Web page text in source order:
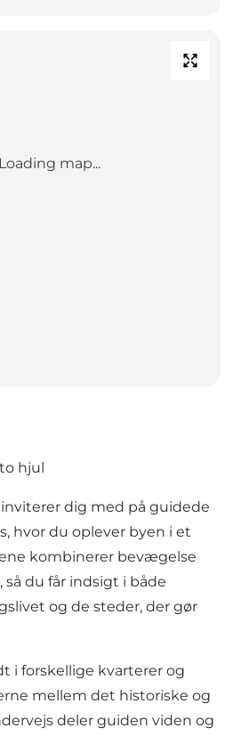
Loading map...
hjul
dig med på guidede
hvor du oplever byen i et
kombinerer bevægelse
du får indsigt i både
og de steder, der gør
i forskellige kvarterer og
mellem det historiske og
deler guiden viden og